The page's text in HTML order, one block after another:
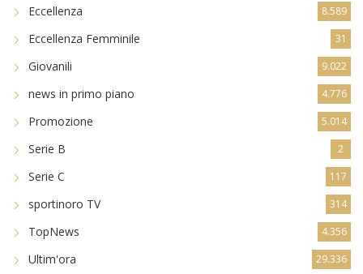
Eccellenza 8.589
Eccellenza Femminile 31
Giovanili 9.022
news in primo piano 4.776
Promozione 5.014
Serie B 2
Serie C 117
sportinoro TV 314
TopNews 4.356
Ultim'ora 29.336